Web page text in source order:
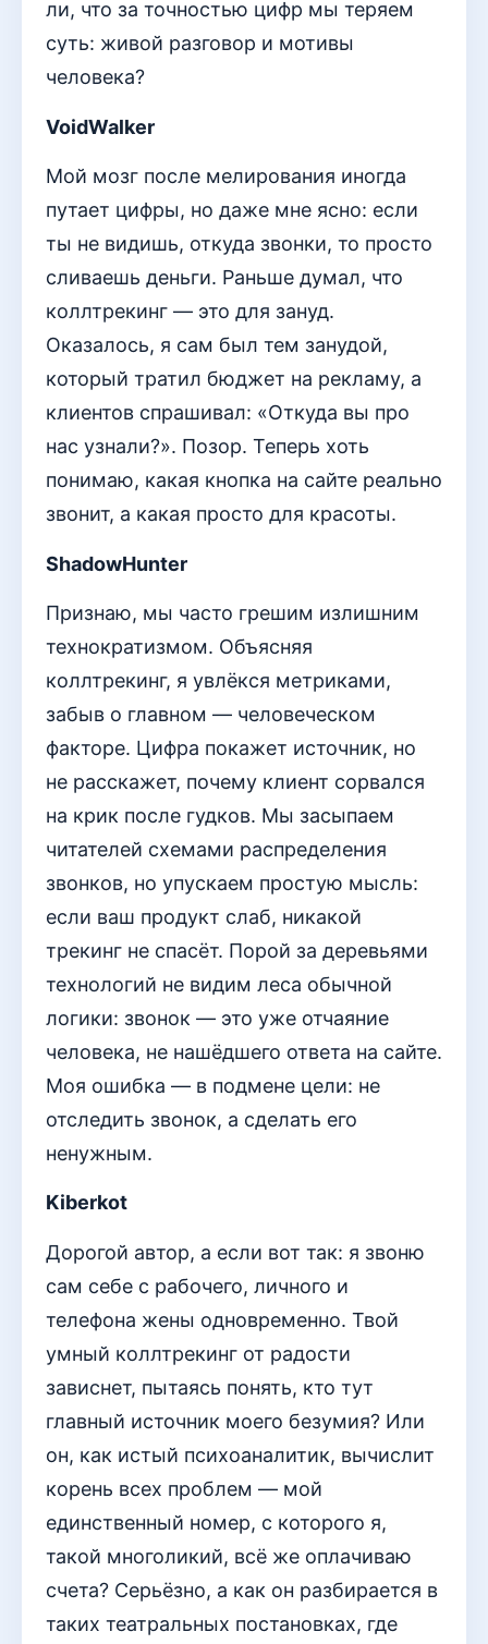
ли, что за точностью цифр мы теряем
суть: живой разговор и мотивы
человека?
VoidWalker
Мой мозг после мелирования иногда
путает цифры, но даже мне ясно: если
ты не видишь, откуда звонки, то просто
сливаешь деньги. Раньше думал, что
коллтрекинг — это для зануд.
Оказалось, я сам был тем занудой,
который тратил бюджет на рекламу, а
клиентов спрашивал: «Откуда вы про
нас узнали?». Позор. Теперь хоть
понимаю, какая кнопка на сайте реально
звонит, а какая просто для красоты.
ShadowHunter
Признаю, мы часто грешим излишним
технократизмом. Объясняя
коллтрекинг, я увлёкся метриками,
забыв о главном — человеческом
факторе. Цифра покажет источник, но
не расскажет, почему клиент сорвался
на крик после гудков. Мы засыпаем
читателей схемами распределения
звонков, но упускаем простую мысль:
если ваш продукт слаб, никакой
трекинг не спасёт. Порой за деревьями
технологий не видим леса обычной
логики: звонок — это уже отчаяние
человека, не нашёдшего ответа на сайте.
Моя ошибка — в подмене цели: не
отследить звонок, а сделать его
ненужным.
Kiberkot
Дорогой автор, а если вот так: я звоню
сам себе с рабочего, личного и
телефона жены одновременно. Твой
умный коллтрекинг от радости
зависнет, пытаясь понять, кто тут
главный источник моего безумия? Или
он, как истый психоаналитик, вычислит
корень всех проблем — мой
единственный номер, с которого я,
такой многоликий, всё же оплачиваю
счета? Серьёзно, а как он разбирается в
таких театральных постановках, где